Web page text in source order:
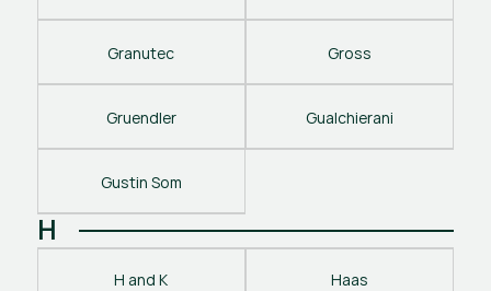
Granutec Gross
Gruendler Gualchierani
Gustin Som
H
H and K Haas